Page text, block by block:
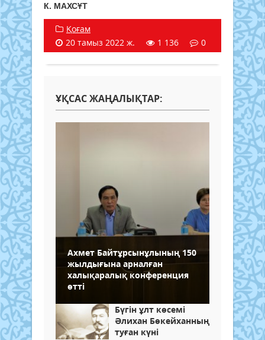
К. МАХСҰТ
Қоғам
20 тамыз 2022 ж.
1 136 0
ҰҚСАС ЖАҢАЛЫҚТАР:
Ахмет Байтұрсынұлының 150
жылдығына арналған
халықаралық конференция
өтті
Бүгін ұлт көсемі
Әлихан Бөкейханның
туған күні